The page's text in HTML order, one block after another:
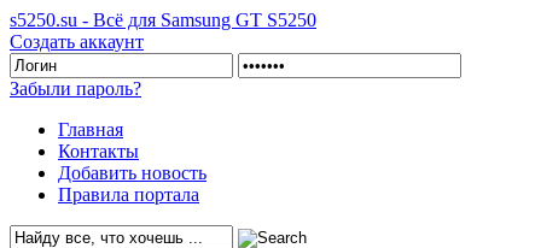
s5250.su - Всё для Samsung GT S5250
Создать аккаунт
Забыли пароль?
Главная
Контакты
Добавить новость
Правила портала